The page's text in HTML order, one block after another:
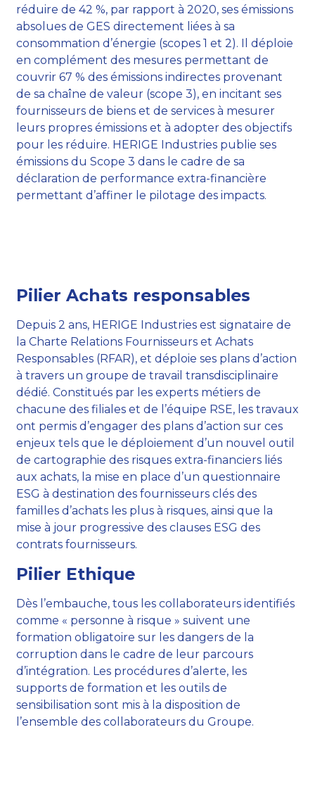
réduire de 42 %, par rapport à 2020, ses émissions
absolues de GES directement liées à sa
consommation d’énergie (scopes 1 et 2). Il déploie
en complément des mesures permettant de
couvrir 67 % des émissions indirectes provenant
de sa chaîne de valeur (scope 3), en incitant ses
fournisseurs de biens et de services à mesurer
leurs propres émissions et à adopter des objectifs
pour les réduire. HERIGE Industries publie ses
émissions du Scope 3 dans le cadre de sa
déclaration de performance extra-financière
permettant d’affiner le pilotage des impacts.
Pilier Achats responsables
Depuis 2 ans, HERIGE Industries est signataire de
la Charte Relations Fournisseurs et Achats
Responsables (RFAR), et déploie ses plans d’action
à travers un groupe de travail transdisciplinaire
dédié. Constitués par les experts métiers de
chacune des filiales et de l’équipe RSE, les travaux
ont permis d’engager des plans d’action sur ces
enjeux tels que le déploiement d’un nouvel outil
de cartographie des risques extra-financiers liés
aux achats, la mise en place d’un questionnaire
ESG à destination des fournisseurs clés des
familles d’achats les plus à risques, ainsi que la
mise à jour progressive des clauses ESG des
contrats fournisseurs.
Pilier Ethique
Dès l’embauche, tous les collaborateurs identifiés
comme « personne à risque » suivent une
formation obligatoire sur les dangers de la
corruption dans le cadre de leur parcours
d’intégration. Les procédures d’alerte, les
supports de formation et les outils de
sensibilisation sont mis à la disposition de
l’ensemble des collaborateurs du Groupe.